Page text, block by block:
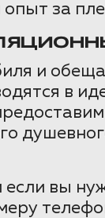
за
и
в
вы